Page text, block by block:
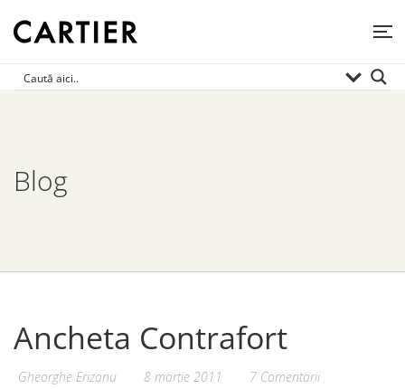
Blog
Ancheta Contrafort
Gheorghe Erizanu 8 martie 2011
7 Comentarii